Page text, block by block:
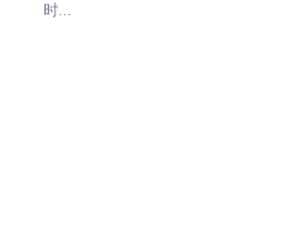
时...